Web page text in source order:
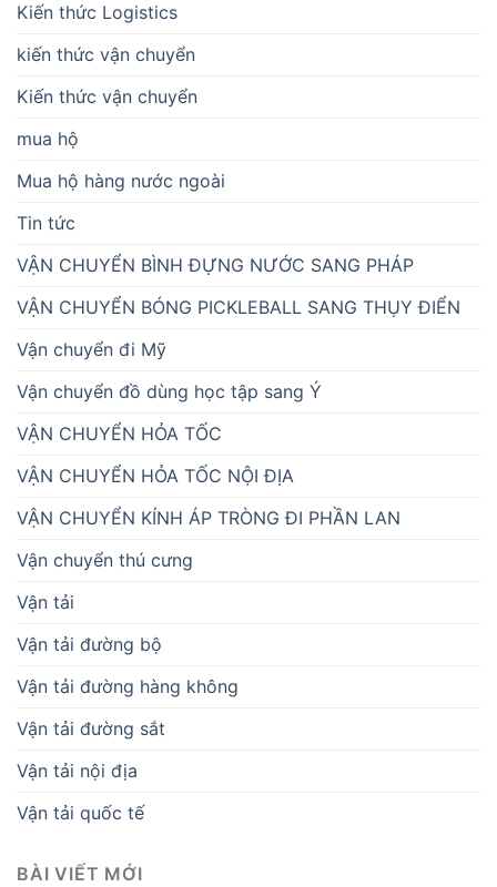
Kiến thức Logistics
kiến thức vận chuyển
Kiến thức vận chuyển
mua hộ
Mua hộ hàng nước ngoài
Tin tức
VẬN CHUYỂN BÌNH ĐỰNG NƯỚC SANG PHÁP
VẬN CHUYỂN BÓNG PICKLEBALL SANG THỤY ĐIỂN
Vận chuyển đi Mỹ
Vận chuyển đồ dùng học tập sang Ý
VẬN CHUYỂN HỎA TỐC
VẬN CHUYỂN HỎA TỐC NỘI ĐỊA
VẬN CHUYỂN KÍNH ÁP TRÒNG ĐI PHẦN LAN
Vận chuyển thú cưng
Vận tải
Vận tải đường bộ
Vận tải đường hàng không
Vận tải đường sắt
Vận tải nội địa
Vận tải quốc tế
BÀI VIẾT MỚI